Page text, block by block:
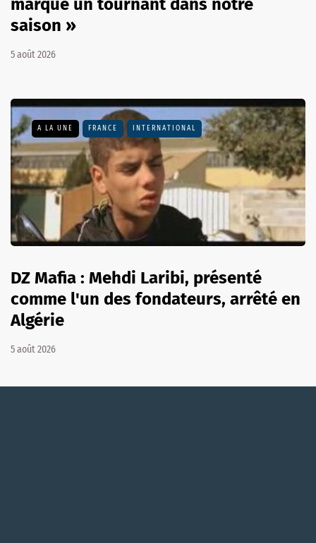
marqué un tournant dans notre
saison »
5 août 2026
A LA UNE FRANCE INTERNATIONAL
DZ Mafia : Mehdi Laribi, présenté
comme l'un des fondateurs, arrêté en
Algérie
5 août 2026